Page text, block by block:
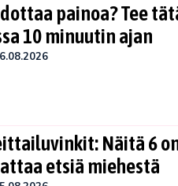
painoa? Tee
10 minuutin ajan
Näitä 6
etsiä miehestä